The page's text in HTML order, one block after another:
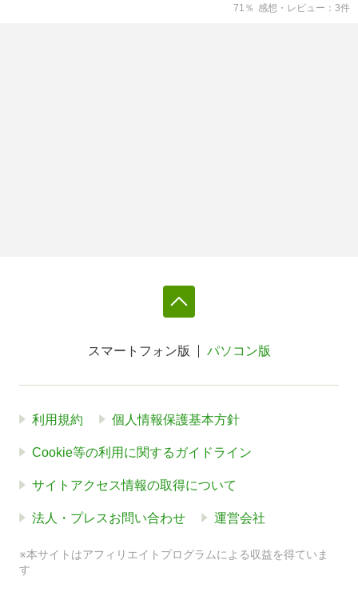
71 ％ 感想・レビュー 3件
スマートフォン版 パソコン版
利用規約 個人情報保護基本方針
Cookie等の利用に関するガイドライン
サイトアクセス情報の取得について
法人・プレスお問い合わせ 運営会社
※本サイトはアフィリエイトプログラムによる収益を得ていま
す